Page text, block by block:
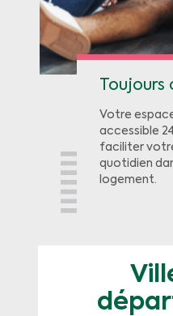
Votre
accessible
faciliter
quotidien
logement.